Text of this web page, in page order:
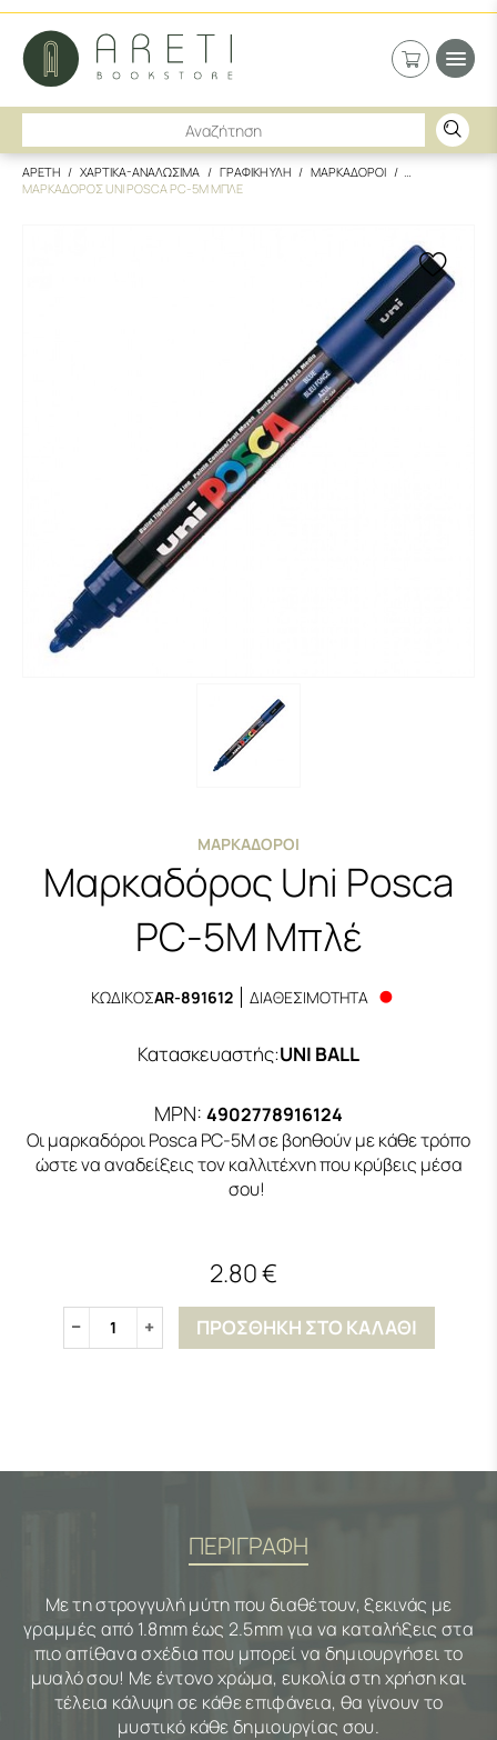
ΑΡΕΤΗ ΧΑΡΤΙΚΑ-ΑΝΑΛΩΣΙΜΑ ΓΡΑΦΙΚΗ ΥΛΗ
ΜΑΡΚΑΔΟΡΟΙ
ΜΑΡΚΑΔΟΡΟΣ UNI POSCA PC-5M ΜΠΛΕ
ΜΑΡΚΑΔΌΡΟΙ
Μαρκαδόρος Uni Posca
PC-5M Μπλέ
ΚΩΔΙΚΟΣAR-891612 ΔΙΑΘΕΣΙΜΟΤΗΤΑ
Κατασκευαστής:UNI BALL
MPN: 4902778916124
Οι μαρκαδόροι Posca PC-5M σε βοηθούν με κάθε τρόπο
ώστε να αναδείξεις τον καλλιτέχνη που κρύβεις μέσα
σου!
2.80 €
1 ΠΡΟΣΘΗΚΗ ΣΤΟ ΚΑΛΑΘΙ
ΠΕΡΙΓΡΑΦΗ
Με τη στρογγυλή μύτη που διαθέτουν, ξεκινάς με
γραμμές από 1.8mm έως 2.5mm για να καταλήξεις στα
πιο απίθανα σχέδια που μπορεί να δημιουργήσει το
μυαλό σου! Με έντονο χρώμα, ευκολία στη χρήση και
τέλεια κάλυψη σε κάθε επιφάνεια, θα γίνουν το
μυστικό κάθε δημιουργίας σου.